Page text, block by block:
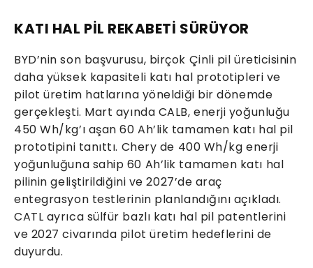
KATI HAL PİL REKABETİ SÜRÜYOR
BYD’nin son başvurusu, birçok Çinli pil üreticisinin
daha yüksek kapasiteli katı hal prototipleri ve
pilot üretim hatlarına yöneldiği bir dönemde
gerçekleşti. Mart ayında CALB, enerji yoğunluğu
450 Wh/kg’ı aşan 60 Ah’lik tamamen katı hal pil
prototipini tanıttı. Chery de 400 Wh/kg enerji
yoğunluğuna sahip 60 Ah’lik tamamen katı hal
pilinin geliştirildiğini ve 2027’de araç
entegrasyon testlerinin planlandığını açıkladı.
CATL ayrıca sülfür bazlı katı hal pil patentlerini
ve 2027 civarında pilot üretim hedeflerini de
duyurdu.